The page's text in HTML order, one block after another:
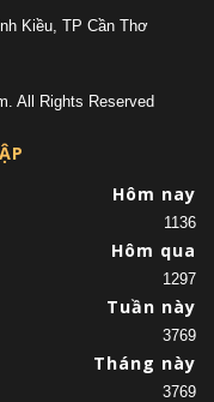
Kiều, TP Cần Thơ
All Rights Reserved
Hôm nay
1136
Hôm qua
1297
Tuần này
3769
Tháng này
3769